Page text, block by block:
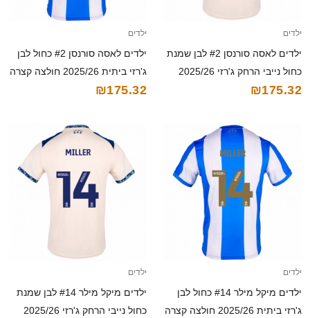
ילדים
ילדים לאסה סורנסן #2 לבן שמנת
כחול נייבי הרחק ג'רזי 2025/26
חולצה קצרה
₪175.32
ילדים
ילדים לאסה סורנסן #2 כחול לבן
ג'רזי ביתית 2025/26 חולצה קצרה
₪175.32
ילדים
ילדים מיקל מילר #14 כחול לבן
ג'רזי ביתית 2025/26 חולצה קצרה
ילדים
ילדים מיקל מילר #14 לבן שמנת
כחול נייבי הרחק ג'רזי 2025/26